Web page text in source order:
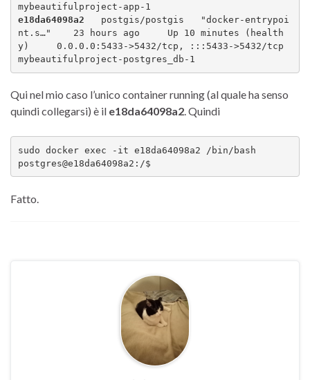
e18da64098a2
   postgis/postgis   "docker-entrypoi
nt.s…"    23 hours ago     Up 10 minutes (health
y)     0.0.0.0:5433->5432/tcp, :::5433->5432/tcp
mybeautifulproject-postgres_db-1
Qui nel mio caso l’unico container running (al quale ha senso
quindi collegarsi) è il e18da64098a2. Quindi
sudo docker exec -it e18da64098a2 /bin/bash
postgres@e18da64098a2:/$
Fatto.